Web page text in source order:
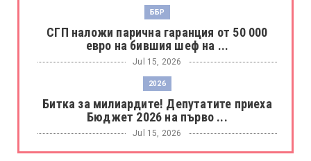
ББР
СГП наложи парична гаранция от 50 000
евро на бившия шеф на ...
Jul 15, 2026
2026
Битка за милиардите! Депутатите приеха
Бюджет 2026 на първо ...
Jul 15, 2026
БОРАЦ